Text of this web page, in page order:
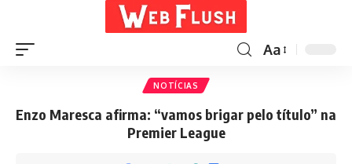
Aa
NOTÍCIAS
Enzo Maresca afirma: “vamos brigar pelo título” na
Premier League